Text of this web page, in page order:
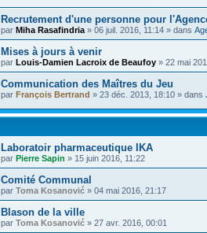
Recrutement d'une personne pour
par Miha Rasafindria » 06 juil. 2016, 11:14 » dans
Mises à jours à venir
par Louis-Damien Lacroix de Beaufoy » 22 mai
Communication des Maîtres du Jeu
par François Bertrand » 23 déc. 2013, 18:10 » dans
Laboratoir pharmaceutique IKA
par Pierre Sapin » 15 juin 2016, 11:22
Comité Communal
par Toma Kosanović » 04 mai 2016, 21:17
Blason de la ville
par Toma Kosanović » 27 avr. 2016, 00:01